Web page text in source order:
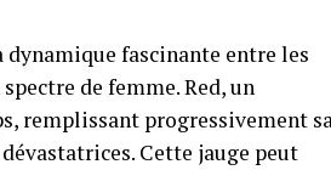
dynamique fascinante entre les
de femme. Red, un
remplissant progressivement
Cette jauge peut